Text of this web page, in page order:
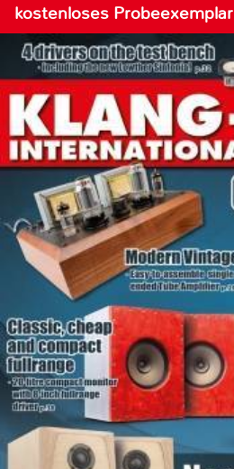
kostenloses Probeexemplar